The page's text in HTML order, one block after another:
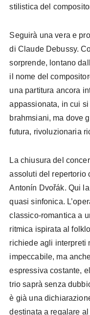
stilistica del
Seguirà una vera e
di Claude Debussy.
sorprende, lontano
il nome del
una partitura ancora
appassionata, in cui
brahmsiani, ma dove
futura, rivoluzionaria
La chiusura del
assoluti del repertorio
Antonín Dvořák. Qui
quasi sinfonica.
classico-romantica a
ritmica ispirata al
richiede agli interpreti
impeccabile, ma
espressiva costante,
trio saprà senza
è già una
destinata a regalare